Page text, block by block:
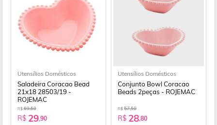
Utensílios Domésticos
Saladeira Coracao Bead
21x18 28503/19 -
ROJEMAC
R$69,50
R$ 29,90
Utensílios Domésticos
Conjunto Bowl Coracao
Beads 2peças - ROJEMAC
R$ 57,50
R$ 28,80